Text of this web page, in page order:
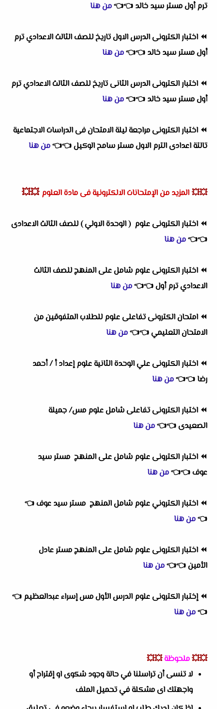
ترم أول مستر سيد خالد 👈
👈من هنا
⏪ اختبار الكترونى الدرس الاول تاريخ للصف الثالث الاعدادي ترم
أول مستر سيد خالد 👈
👈من هنا
⏪ اختبار الكترونى الدرس الثانى تاريخ للصف الثالث الاعدادي ترم
أول مستر سيد خالد 👈
👈من هنا
⏪ اختبار الكترونى مراجعة ليلة الامتحان فى الدراسات الاجتماعية
تالتة اعدادى الترم الاول مستر سامح الوكيل👈
👈من هنا
💥💥 المزيد من الإمتحانات الالكترونية فى مادة العلوم 💥💥
⏪ اختبار الكترونى علوم ( الوحدة الاولي ) للصف الثالث الاعدادى
👈
👈من هنا
⏪ اختبار الكترونى علوم شامل على المنهج للصف الثالث
الاعدادي ترم أول👈
👈من هنا
⏪ امتحان الكترونى تفاعلى علوم للطلاب المتفوقين من
الامتحان التعليمي👈
👈من هنا
⏪ اختبار الكترونى علي الوحدة الثانية علوم إعداد أ / أحمد
رضا👈
👈من هنا
⏪ اختبار الكترونى تفاعلى شامل علوم مس/ جميلة
الصعيدى👈
👈من هنا
⏪ اختبار الكترونى علوم شامل على المنهج مستر سيد
عوف👈
👈من هنا
⏪ اختبار الكتروني علوم شامل المنهج مستر سيد عوف👈
👈من هنا
⏪ اختبار الكترونى علوم شامل على المنهج مستر عادل
الأمين👈
👈من هنا
⏪إختبار الكترونى علوم الدرس الأول مس إسراء عبدالعظيم 👈
👈من هنا
💥💥ملحوظة💥💥
لا تنسى أن تراسلنا في حالة وجود شكوى او إقتراح أو
واجهتك اى مشكلة في تحميل الملف